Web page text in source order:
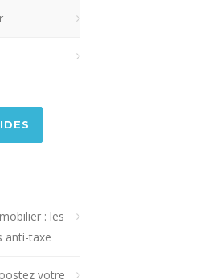
: les
anti-taxe
votre